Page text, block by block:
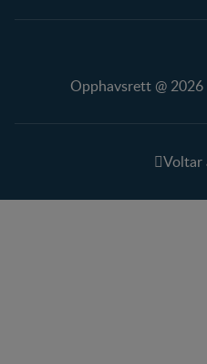
Opphavsrett @
Voltar